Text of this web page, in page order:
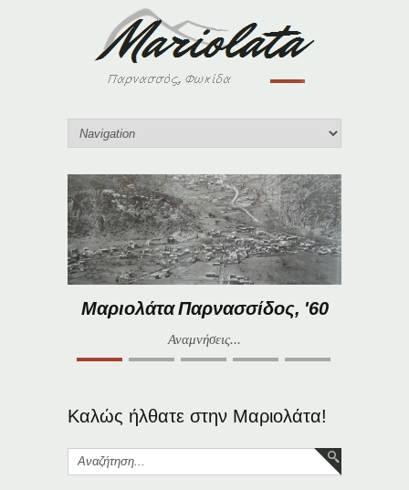
Μαριολάτα Παρνασσίδος, '60
Αναμνήσεις...
Καλώς ήλθατε στην Μαριολάτα!